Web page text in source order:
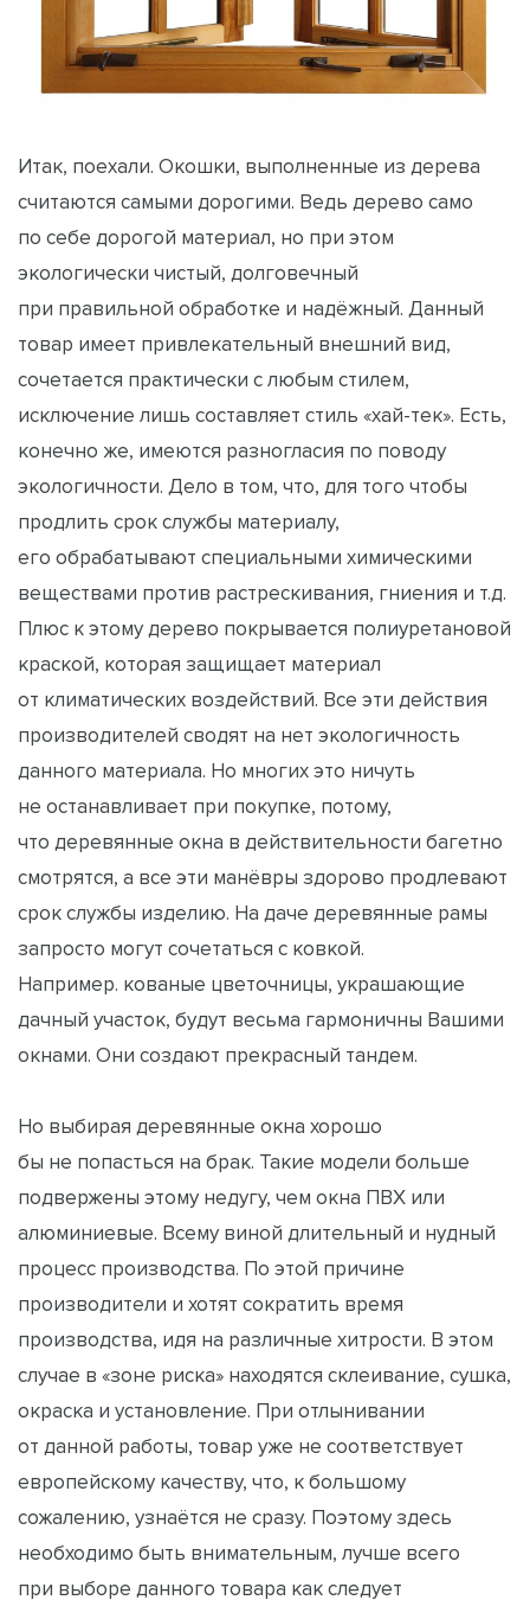
Итак, поехали. Окошки, выполненные из дерева
считаются самыми дорогими. Ведь дерево само
по себе дорогой материал, но при этом
экологически чистый, долговечный
при правильной обработке и надёжный. Данный
товар имеет привлекательный внешний вид,
сочетается практически с любым стилем,
исключение лишь составляет стиль «хай-тек». Есть,
конечно же, имеются разногласия по поводу
экологичности. Дело в том, что, для того чтобы
продлить срок службы материалу,
его обрабатывают специальными химическими
веществами против растрескивания, гниения и т.д.
Плюс к этому дерево покрывается полиуретановой
краской, которая защищает материал
от климатических воздействий. Все эти действия
производителей сводят на нет экологичность
данного материала. Но многих это ничуть
не останавливает при покупке, потому,
что деревянные окна в действительности багетно
смотрятся, а все эти манёвры здорово продлевают
срок службы изделию. На даче деревянные рамы
запросто могут сочетаться с ковкой.
Например. кованые цветочницы, украшающие
дачный участок, будут весьма гармоничны Вашими
окнами. Они создают прекрасный тандем.
Но выбирая деревянные окна хорошо
бы не попасться на брак. Такие модели больше
подвержены этому недугу, чем окна ПВХ или
алюминиевые. Всему виной длительный и нудный
процесс производства. По этой причине
производители и хотят сократить время
производства, идя на различные хитрости. В этом
случае в «зоне риска» находятся склеивание, сушка,
окраска и установление. При отлынивании
от данной работы, товар уже не соответствует
европейскому качеству, что, к большому
сожалению, узнаётся не сразу. Поэтому здесь
необходимо быть внимательным, лучше всего
при выборе данного товара как следует